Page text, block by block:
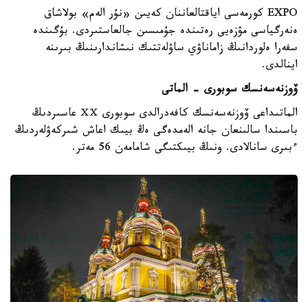
EXPO كورمەسى اياقتالعاننان كەيىن «نۇر الەم» بولاشاق
ەنەرگياسى مۋزەيى رەتىندە جۇمىسىن جالعاستىردى. بۇگىندە
سفەرا ەلوردانىڭ زاماناۋي ساۋلەتتىك نىشاندارىنىڭ بىرىنە
اينالدى.
ۆوزنەسەنسك سوبورى - الماتى
الماتىداعى ۆوزنەسەنسك كافەدرالدى سوبورى ⅩⅩ عاسىردىڭ
باسىندا سالىنعان جانە الەمدەگى ەڭ بيىك اعاش شىركەۋلەردىڭ
ءبىرى سانالادى. ونىڭ بيىكتىگى شامامەن 56 مەتر.